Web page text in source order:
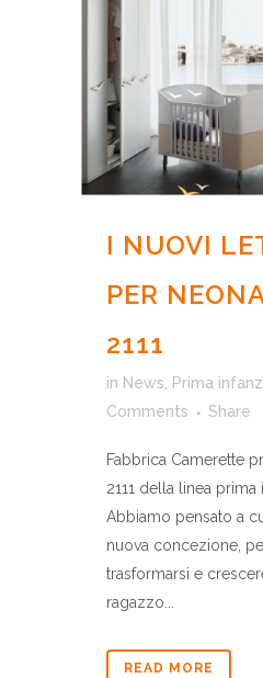
I NUOVI
PER
2111
in News Prima
Comments
Share
Fabbrica Camerette
2111 della linea prima
Abbiamo pensato a
nuova concezione,
trasformarsi e
ragazzo...
READ MORE